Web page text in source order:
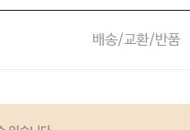
배송/교환/반품